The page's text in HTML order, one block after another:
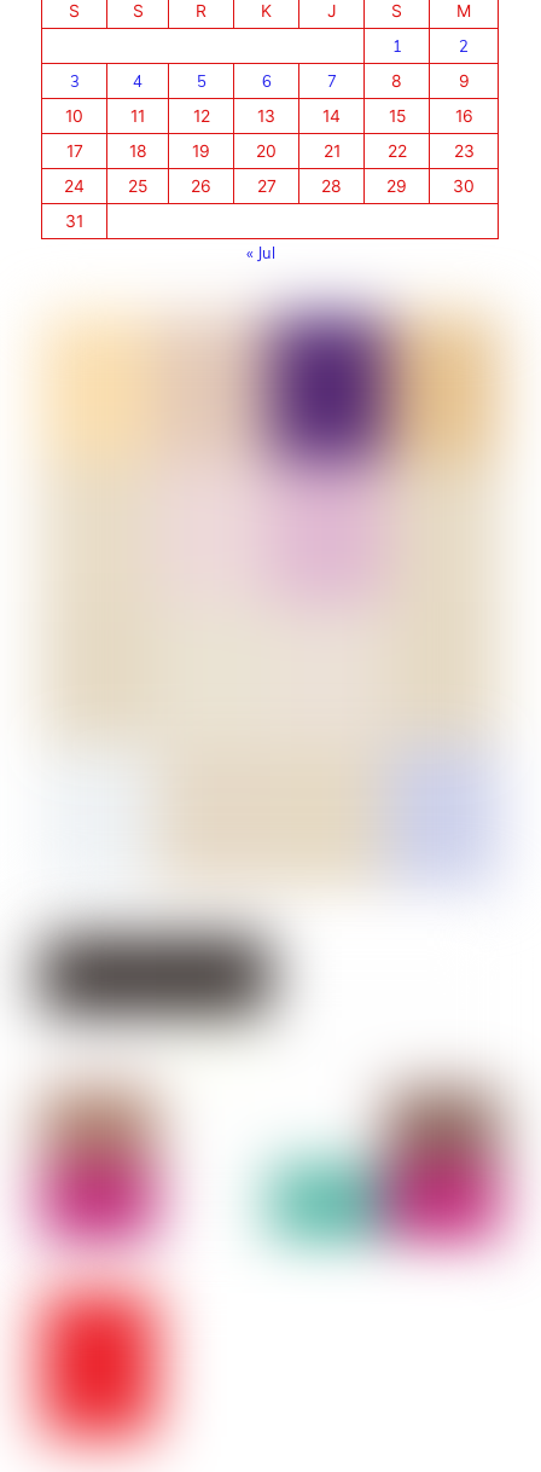
S
S R K J S
M
1
2
3
4 5 6 7 8
9
10
11 12 13 14 15
16
17
18 19 20 21 22
23
24
25 26 27 28 29
30
31
« Jul